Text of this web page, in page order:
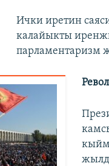
Ички иретин
калайыкты
парламентаризм